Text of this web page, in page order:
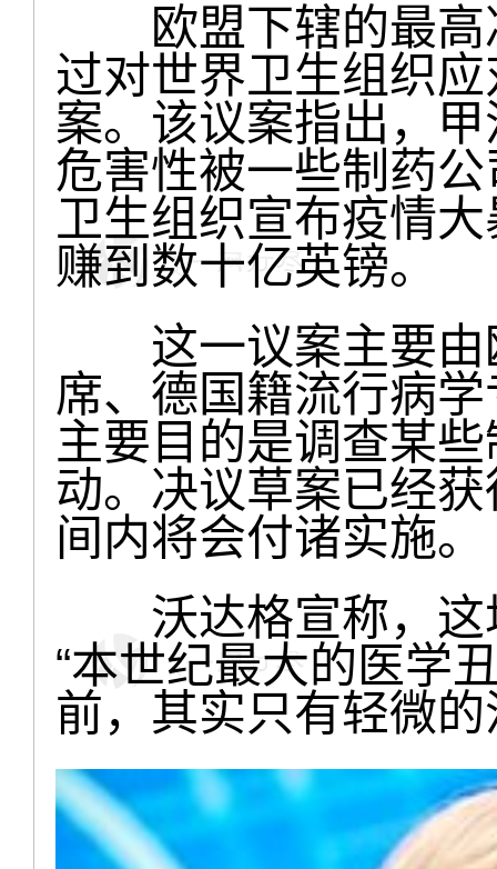
欧盟下辖的最高
过对世界卫生组织
案。该议案指出，甲
危害性被一些制药
卫生组织宣布疫情
赚到数十亿英镑。
这一议案主要由
席、德国籍流行病
主要目的是调查某
动。决议草案已经
间内将会付诸实施。
沃达格宣称，这
“本世纪最大的医学
前，其实只有轻微